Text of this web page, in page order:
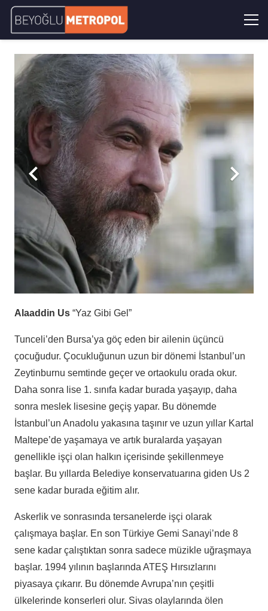
Alaaddin Us “Yaz Gibi Gel”
Tunceli’den Bursa’ya göç eden bir ailenin üçüncü
çocuğudur. Çocukluğunun uzun bir dönemi İstanbul’un
Zeytinburnu semtinde geçer ve ortaokulu orada okur.
Daha sonra lise 1. sınıfa kadar burada yaşayıp, daha
sonra meslek lisesine geçiş yapar. Bu dönemde
İstanbul’un Anadolu yakasına taşınır ve uzun yıllar Kartal
Maltepe’de yaşamaya ve artık buralarda yaşayan
genellikle işçi olan halkın içerisinde şekillenmeye
başlar. Bu yıllarda Belediye konservatuarına giden Us 2
sene kadar burada eğitim alır.
Askerlik ve sonrasında tersanelerde işçi olarak
çalışmaya başlar. En son Türkiye Gemi Sanayi’nde 8
sene kadar çalıştıktan sonra sadece müzikle uğraşmaya
başlar. 1994 yılının başlarında ATEŞ Hırsızlarını
piyasaya çıkarır. Bu dönemde Avrupa’nın çeşitli
ülkelerinde konserleri olur. Sivas olaylarında ölen